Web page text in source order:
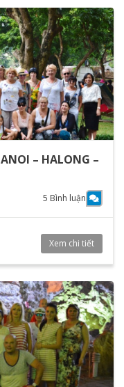
– HALONG –
5 Bình luận
Xem chi tiết